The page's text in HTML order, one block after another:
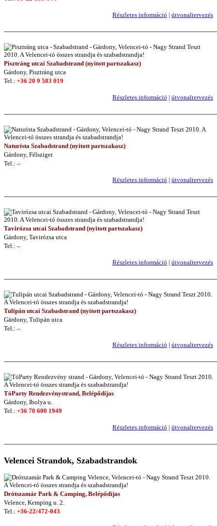
Részletes információ | útvonaltervezés
Pisztráng utcai Szabadstrand (nyitott partszakasz)
Gárdony, Pisztráng utca
Tel.: +36 20 9 583 019
Részletes információ | útvonaltervezés
Naturista Szabadstrand (nyitott partszakasz)
Gárdony, Félsziget
Tel.: –
Részletes információ | útvonaltervezés
Tavirózsa utcai Szabadstrand (nyitott partszakasz)
Gárdony, Tavirózsa utca
Tel.: –
Részletes információ | útvonaltervezés
Tulipán utcai Szabadstrand (nyitott partszakasz)
Gárdony, Tulipán utca
Tel.: –
Részletes információ | útvonaltervezés
TóParty Rendezvénystrand, Belépődíjas
Gárdony, Ibolya u.
Tel.: +36 70 600 1949
Részletes információ | útvonaltervezés
Velencei Strandok, Szabadstrandok
Drótszamár Park & Camping, Belépődíjas
Velence, Kemping u. 2.
Tel.: +36-22/472-043